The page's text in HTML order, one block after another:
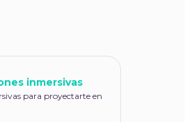
inmersivas
para proyectarte en